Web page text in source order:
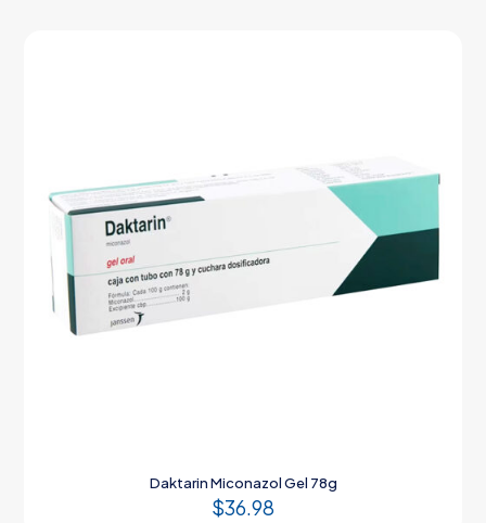
Daktarin Miconazol Gel 78g
$36.98